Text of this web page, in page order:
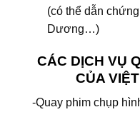
(có thể dẫn
Dương…)
CÁC DỊCH VỤ
CỦA
-Quay phim chụp